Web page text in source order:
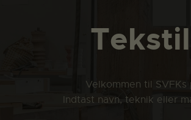
Velkommen til
Indtast navn, teknik eller